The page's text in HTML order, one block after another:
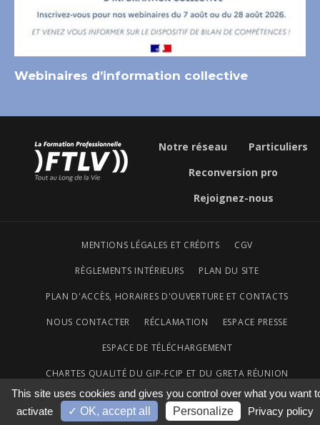
Webinaires d’information collective
Notre réseau
Particuliers
Reconversion pro
Rejoignez-nous
MENTIONS LÉGALES ET CRÉDITS CGV
RÈGLEMENTS INTÉRIEURS PLAN DU SITE
PLAN D'ACCÈS, HORAIRES D'OUVERTURE ET CONTACTS
NOUS CONTACTER RÉCLAMATION ESPACE PRESSE
ESPACE DE TÉLÉCHARGEMENT
CHARTES QUALITÉ DU GIP-FCIP ET DU GRETA RÉUNION
ACCESSIBILITÉ NUMÉRIQUE
This site uses cookies and gives you control over what you want
activate
✓ OK, accept all Personalize Privacy policy